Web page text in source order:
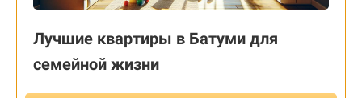
Лучшие квартиры в Батуми для
семейной жизни